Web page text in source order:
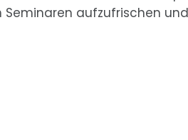
aufzufrischen